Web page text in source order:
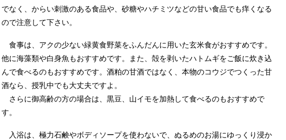
でなく、からい刺激のある食品や、砂糖やハチミツなどの甘い食品でも痒くなる
ので注意して下さい。
食事は、アクの少ない緑黄食野菜をふんだんに用いた玄米食がおすすめです。
他に海藻類や白身魚もおすすめです。また、殻を剥いたハトムギをご飯に炊き込
んで食べるのもおすすめです。酒粕の甘酒ではなく、本物のコウジでつくった甘
酒なら、授乳中でも大丈夫ですよ。
さらに御高齢の方の場合は、黒豆、山イモを加熱して食べるのもおすすめで
す。
入浴は、極力石鹸やボディソープを使わないで、ぬるめのお湯にゆっくり浸か